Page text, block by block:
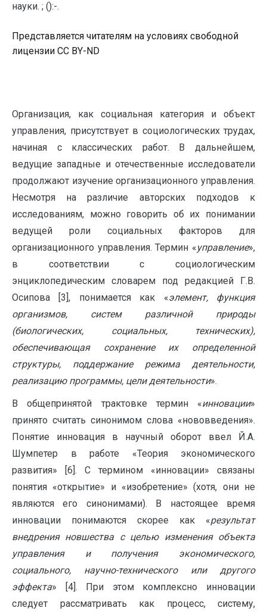
науки. ; ():-.
Представляется читателям на условиях свободной
лицензии CC BY-ND
Организация, как социальная категория и объект
управления, присутствует в социологических трудах,
начиная с классических работ. В дальнейшем,
ведущие западные и отечественные исследователи
продолжают изучение организационного управления.
Несмотря на различие авторских подходов к
исследованиям, можно говорить об их понимании
ведущей роли социальных факторов для
организационного управления. Термин «управление»,
в соответствии с социологическим
энциклопедическим словарем под редакцией Г.В.
Осипова [3], понимается как «элемент, функция
организмов, систем различной природы
(биологических, социальных, технических),
обеспечивающая сохранение их определенной
структуры, поддержание режима деятельности,
реализацию программы, цели деятельности».
В общепринятой трактовке термин «инновации»
принято считать синонимом слова «нововведения».
Понятие инновация в научный оборот ввел Й.А.
Шумпетер в работе «Теория экономического
развития» [6]. С термином «инновации» связаны
понятия «открытие» и «изобретение» (хотя, они не
являются его синонимами). В настоящее время
инновации понимаются скорее как «результат
внедрения новшества с целью изменения объекта
управления и получения экономического,
социального, научно-технического или другого
эффекта» [4]. При этом комплексно инновации
следует рассматривать как процесс, систему,